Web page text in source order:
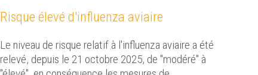
Risque élevé d'influenza aviaire
Le niveau de risque relatif à l'influenza aviaire a été
relevé, depuis le 21 octobre 2025, de "modéré" à